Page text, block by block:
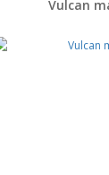
Vulcan